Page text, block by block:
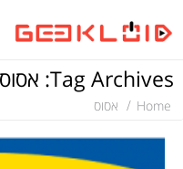
Tag Archives: אסוס
Home אסוס